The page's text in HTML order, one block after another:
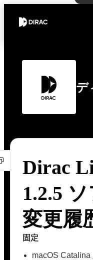
デ
Dirac
1.2.5
変更履
固定
macOS Catalina